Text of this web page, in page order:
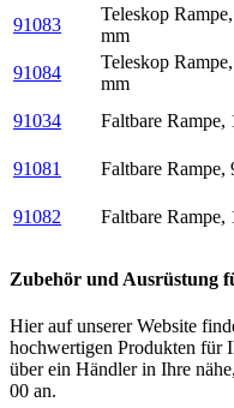
91083
Teleskop
mm
91084
Teleskop
mm
91034 Faltbare Rampe,
91081
Faltbare Rampe,
91082
Faltbare Rampe,
Zubehör und Ausrüstung
Hier auf unserer Website
hochwertigen Produkten für
über ein Händler in Ihre
00 an.